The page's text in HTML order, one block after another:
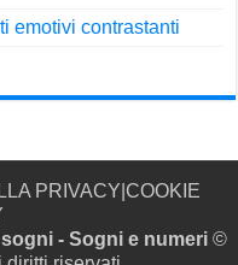
emotivi contrastanti
PRIVACY COOKIE
- Sogni e numeri ©